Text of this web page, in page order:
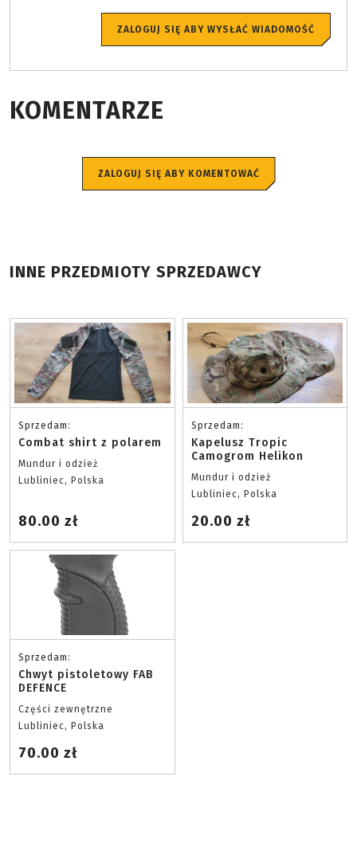
ZALOGUJ SIĘ ABY WYSŁAĆ WIADOMOŚĆ
KOMENTARZE
ZALOGUJ SIĘ ABY KOMENTOWAĆ
INNE PRZEDMIOTY SPRZEDAWCY
Sprzedam:
Combat shirt z polarem
Mundur i odzież
Lubliniec, Polska
80.00 zł
Sprzedam:
Kapelusz Tropic
Camogrom Helikon
Mundur i odzież
Lubliniec, Polska
20.00 zł
Sprzedam:
Chwyt pistoletowy FAB
DEFENCE
Części zewnętrzne
Lubliniec, Polska
70.00 zł